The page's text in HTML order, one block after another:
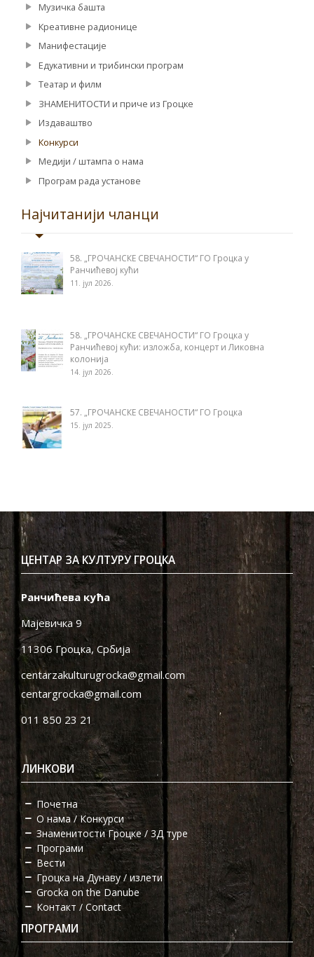
Музичка башта
Креативне радионице
Манифестације
Едукативни и трибински програм
Театар и филм
ЗНАМЕНИТОСТИ и приче из Гроцке
Издаваштво
Конкурси
Медији / штампа о нама
Програм рада установе
Најчитанији чланци
58. „ГРОЧАНСКЕ СВЕЧАНОСТИ“ ГО Гроцка у
Ранчићевој кући
11. јул 2026.
58. „ГРОЧАНСКЕ СВЕЧАНОСТИ“ ГО Гроцка у
Ранчићевој кући: изложба, концерт и Ликовна
колонија
14. јул 2026.
57. „ГРОЧАНСКЕ СВЕЧАНОСТИ“ ГО Гроцка
15. јул 2025.
ЦЕНТАР ЗА КУЛТУРУ ГРОЦКА
Ранчићева кућа
Мајевичка 9
11306 Гроцка, Србија
centarzakulturugrocka@gmail.com
centargrocka@gmail.com
011 850 23 21
ЛИНКОВИ
Почетна
О нама / Конкурси
Знаменитости Гроцке / 3Д туре
Програми
Вести
Гроцка на Дунаву / излети
Grocka on the Danube
Контакт / Contact
ПРОГРАМИ